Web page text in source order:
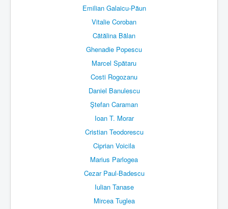
Emilian Galaicu-Păun
Vitalie Coroban
Cătălina Bălan
Ghenadie Popescu
Marcel Spătaru
Costi Rogozanu
Daniel Banulescu
Ştefan Caraman
Ioan T. Morar
Cristian Teodorescu
Ciprian Voicila
Marius Parlogea
Cezar Paul-Badescu
Iulian Tanase
Mircea Tuglea